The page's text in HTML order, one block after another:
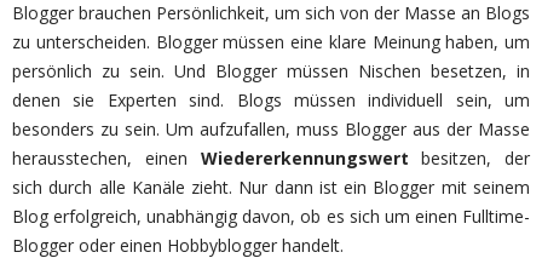
Blogger brauchen Persönlichkeit, um sich von der Masse an Blogs
zu unterscheiden. Blogger müssen eine klare Meinung haben, um
persönlich zu sein. Und Blogger müssen Nischen besetzen, in
denen sie Experten sind. Blogs müssen individuell sein, um
besonders zu sein. Um aufzufallen, muss Blogger aus der Masse
herausstechen, einen Wiedererkennungswert besitzen, der
sich durch alle Kanäle zieht. Nur dann ist ein Blogger mit seinem
Blog erfolgreich, unabhängig davon, ob es sich um einen Fulltime-
Blogger oder einen Hobbyblogger handelt.